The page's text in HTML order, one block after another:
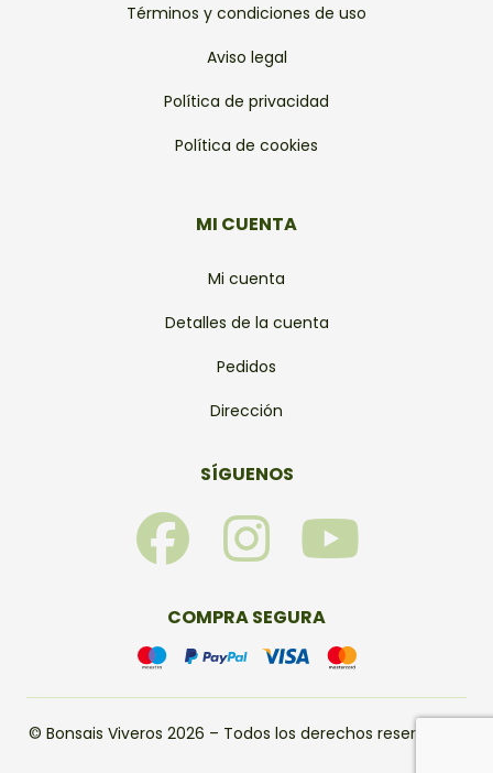
Términos y condiciones de uso
Aviso legal
Política de privacidad
Política de cookies
MI CUENTA
Mi cuenta
Detalles de la cuenta
Pedidos
Dirección
SÍGUENOS
F
a
c
e
b
I
n
s
t
a
Y
o
u
t
u
COMPRA SEGURA
© Bonsais Viveros 2026 – Todos los derechos reservados.